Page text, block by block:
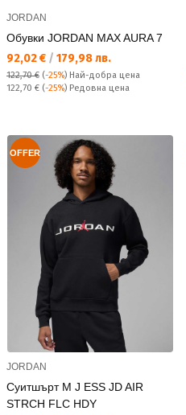
JORDAN
Обувки JORDAN MAX AURA 7
Текуща цена:
92,02 € / 179,98 лв.
122,70 € (-25%) Най-добра цена
Редовна цена:
122,70 € (-25%) Редовна цена
OFFER
JORDAN
Суитшърт M J ESS JD AIR
STRCH FLC HDY